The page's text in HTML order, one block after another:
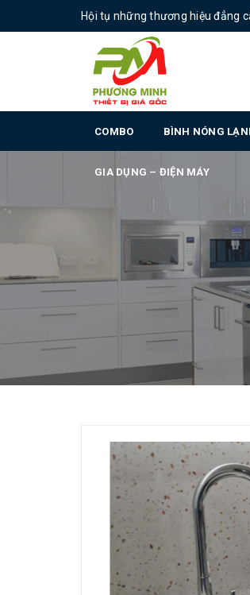
Hội tụ những thương hiệu đẳng
COMBO BÌNH NÓNG
GIA DỤNG – ĐIỆN MÁY